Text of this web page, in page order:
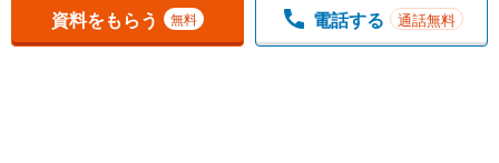
お気に入りに追加しました。 一覧を開く
資料をもらう 無料 電話する 通話無料